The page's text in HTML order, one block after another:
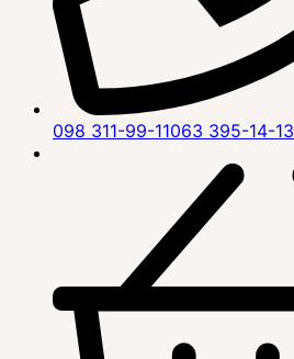
098 311-99-11063 395-14-13